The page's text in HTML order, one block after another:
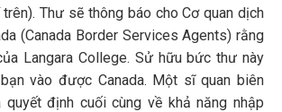
Thư sẽ thông báo cho Cơ quan dịch
(Canada Border Services Agents) rằng
Langara College. Sử hữu bức thư này
vào được Canada. Một sĩ quan biên
định cuối cùng về khả năng nhập